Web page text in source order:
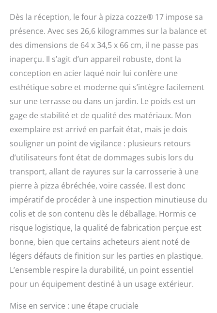
légumes. Facile à utiliser
grâce à l'allumeur
alimenté par piles AA et
au thermomètre intégré.
Construction robuste en
acier revêtu par
pulvérisation et au zinc
traité et emballage
certifié FSC.
Dès la réception, le four à pizza cozze® 17 impose sa
présence. Avec ses 26,6 kilogrammes sur la balance et
des dimensions de 64 x 34,5 x 66 cm, il ne passe pas
inaperçu. Il s’agit d’un appareil robuste, dont la
conception en acier laqué noir lui confère une
esthétique sobre et moderne qui s’intègre facilement
sur une terrasse ou dans un jardin. Le poids est un
gage de stabilité et de qualité des matériaux. Mon
exemplaire est arrivé en parfait état, mais je dois
souligner un point de vigilance : plusieurs retours
d’utilisateurs font état de dommages subis lors du
transport, allant de rayures sur la carrosserie à une
pierre à pizza ébréchée, voire cassée. Il est donc
impératif de procéder à une inspection minutieuse du
colis et de son contenu dès le déballage. Hormis ce
risque logistique, la qualité de fabrication perçue est
bonne, bien que certains acheteurs aient noté de
légers défauts de finition sur les parties en plastique.
L’ensemble respire la durabilité, un point essentiel
pour un équipement destiné à un usage extérieur.
Mise en service : une étape cruciale